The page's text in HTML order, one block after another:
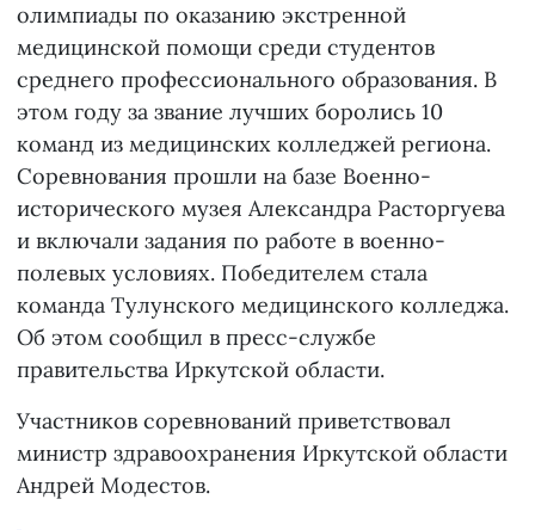
олимпиады по оказанию экстренной
медицинской помощи среди студентов
среднего профессионального образования. В
этом году за звание лучших боролись 10
команд из медицинских колледжей региона.
Соревнования прошли на базе Военно-
исторического музея Александра Расторгуева
и включали задания по работе в военно-
полевых условиях. Победителем стала
команда Тулунского медицинского колледжа.
Об этом сообщил в пресс-службе
правительства Иркутской области.
Участников соревнований приветствовал
министр здравоохранения Иркутской области
Андрей Модестов.